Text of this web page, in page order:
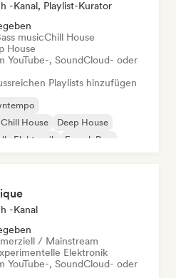
-Kanal, Playlist-Kurator
musicChill House
House
YouTube-, SoundCloud- oder
Playlists hinzufügen
Chill House
Deep House
Elektronik
French Pop
-Kanal
/ Mainstream
Elektronik
YouTube-, SoundCloud- oder